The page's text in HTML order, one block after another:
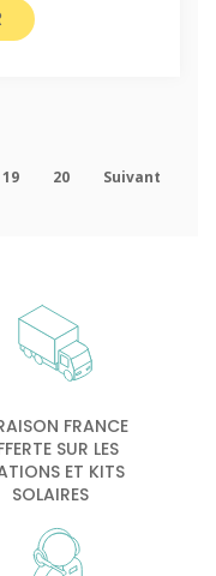
19 20 Suivant
FRANCE
SUR LES
ET KITS
SOLAIRES